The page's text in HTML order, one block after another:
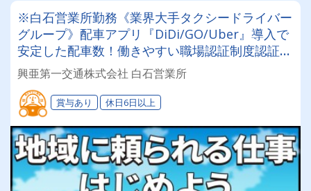
※白石営業所勤務《業界大手タクシードライバー
グループ》配車アプリ『DiDi/GO/Uber』導入で
安定した配車数！働きやすい職場認証制度認証事
業所に認定◎未経験者でも安心してお仕事スター
ト♪
興亜第一交通株式会社 白石営業所
賞与あり 休日6日以上